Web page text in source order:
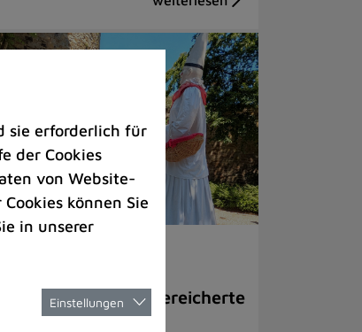
aus Le Quesnoy bereicherte
sie erforderlich für
der Cookies
von Website-
können Sie
in unserer
Einstellungen